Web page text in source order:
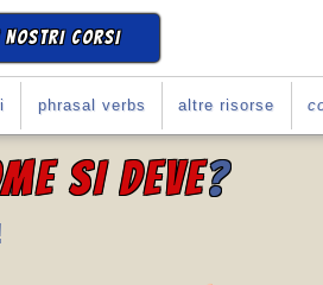
CORSI
phrasal verbs altre risorse
SI DEVE?